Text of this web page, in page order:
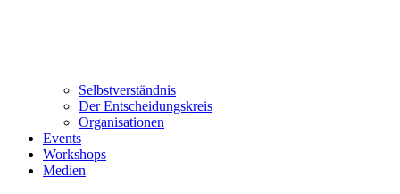
Selbstverständnis
Der Entscheidungskreis
Organisationen
Events
Workshops
Medien